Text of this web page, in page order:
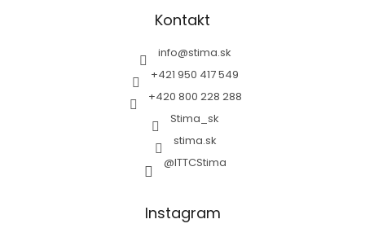
Kontakt
info@stima.sk
+421 950 417 549
+420 800 228 288
Stima_sk
stima.sk
@ITTCStima
Instagram